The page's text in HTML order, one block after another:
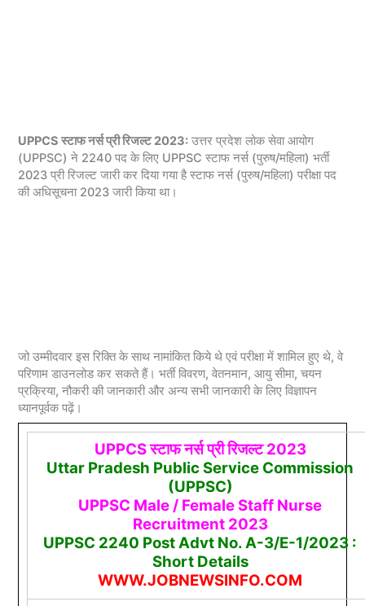
UPPCS स्टाफ नर्स प्री रिजल्ट 2023: उत्तर प्रदेश लोक सेवा आयोग
(UPPSC) ने 2240 पद के लिए UPPSC स्टाफ नर्स (पुरुष/महिला) भर्ती
2023 प्री रिजल्ट जारी कर दिया गया है स्टाफ नर्स (पुरुष/महिला) परीक्षा पद
की अधिसूचना 2023 जारी किया था।
जो उम्मीदवार इस रिक्ति के साथ नामांकित किये थे एवं परीक्षा में शामिल हुए थे, वे
परिणाम डाउनलोड कर सकते हैं। भर्ती विवरण, वेतनमान, आयु सीमा, चयन
प्रक्रिया, नौकरी की जानकारी और अन्य सभी जानकारी के लिए विज्ञापन
ध्यानपूर्वक पढ़ें।
UPPCS स्टाफ नर्स प्री रिजल्ट 2023
Uttar Pradesh Public Service Commission
(UPPSC)
UPPSC Male / Female Staff Nurse
Recruitment 2023
UPPSC 2240 Post Advt No. A-3/E-1/2023 :
Short Details
WWW.JOBNEWSINFO.COM